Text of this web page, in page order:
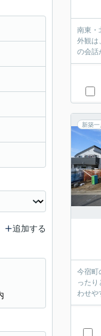
南東・
外観は
の会話
新築
今宿町
ったり
わせや
追加する